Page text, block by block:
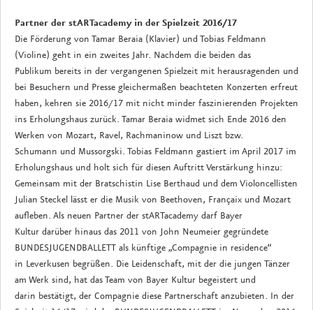
Partner der stARTacademy in der Spielzeit 2016/17
Die Förderung von Tamar Beraia (Klavier) und Tobias Feldmann
(Violine) geht in ein zweites Jahr. Nachdem die beiden das
Publikum bereits in der vergangenen Spielzeit mit herausragenden und
bei Besuchern und Presse gleichermaßen beachteten Konzerten erfreut
haben, kehren sie 2016/17 mit nicht minder faszinierenden Projekten
ins Erholungshaus zurück. Tamar Beraia widmet sich Ende 2016 den
Werken von Mozart, Ravel, Rachmaninow und Liszt bzw.
Schumann und Mussorgski. Tobias Feldmann gastiert im April 2017 im
Erholungshaus und holt sich für diesen Auftritt Verstärkung hinzu:
Gemeinsam mit der Bratschistin Lise Berthaud und dem Violoncellisten
Julian Steckel lässt er die Musik von Beethoven, Françaix und Mozart
aufleben. Als neuen Partner der stARTacademy darf Bayer
Kultur darüber hinaus das 2011 von John Neumeier gegründete
BUNDESJUGENDBALLETT als künftige „Compagnie in residence“
in Leverkusen begrüßen. Die Leidenschaft, mit der die jungen Tänzer
am Werk sind, hat das Team von Bayer Kultur begeistert und
darin bestätigt, der Compagnie diese Partnerschaft anzubieten. In der